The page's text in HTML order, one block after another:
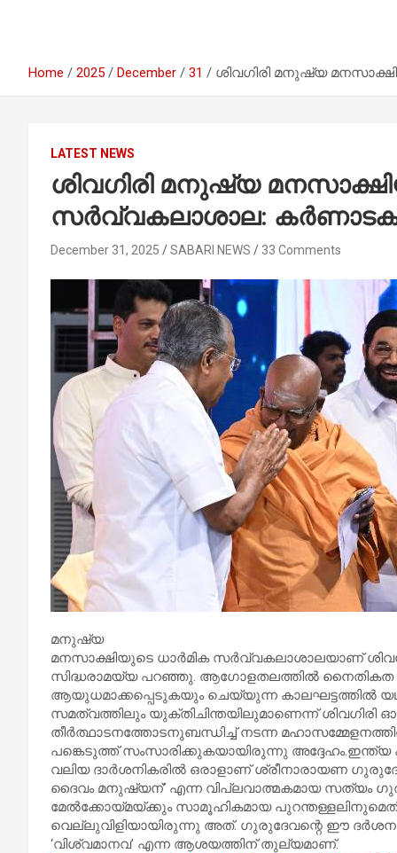
Home 2025 December 31 ശിവഗിരി മനുഷ്യ
LATEST NEWS
ശിവഗിരി മനുഷ്യ
സർവ്വകലാശാല: കർണാടക
December 31, 2025 SABARI NEWS 33 Comments
മനുഷ്യ
മനസാക്ഷിയുടെ ധാർമിക സർവ്വകലാശാലയാണ്
സിദ്ധരാമയ്യ പറഞ്ഞു. ആഗോളതലത്തിൽ നൈതികത
ആയുധമാക്കപ്പെടുകയും ചെയ്യുന്ന കാലഘട്ടത്തിൽ
സമത്വത്തിലും യുക്തിചിന്തയിലുമാണെന്ന് ശിവഗിരി
തീർത്ഥാടനത്തോടനുബന്ധിച്ച് നടന്ന മഹാസമ്മേളനത്തിൽ
പങ്കെടുത്ത് സംസാരിക്കുകയായിരുന്നു അദ്ദേഹം.ഇന്ത്യ
വലിയ ദാർശനികരിൽ ഒരാളാണ് ശ്രീനാരായണ
ദൈവം മനുഷ്യന്’ എന്ന വിപ്ലവാത്മകമായ സത്യം
മേൽക്കോയ്മയ്ക്കും സാമൂഹികമായ
വെല്ലുവിളിയായിരുന്നു അത്. ഗുരുദേവന്റെ ഈ
‘വിശ്വമാനവ’ എന്ന ആശയത്തിന് തുല്യമാണ്.